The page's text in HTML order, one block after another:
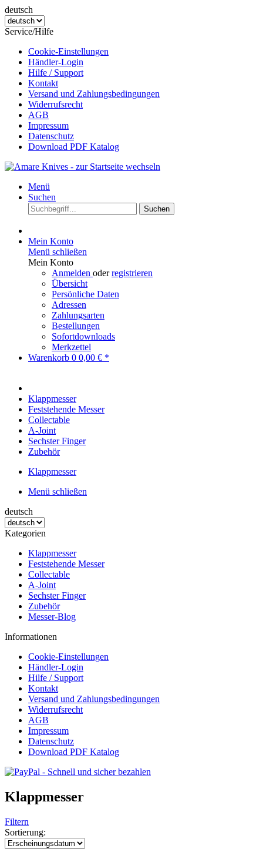
deutsch
Service/Hilfe
Cookie-Einstellungen
Händler-Login
Hilfe / Support
Kontakt
Versand und Zahlungsbedingungen
Widerrufsrecht
AGB
Impressum
Datenschutz
Download PDF Katalog
Menü
Suchen
Suchen
Mein Konto
Menü schließen
Mein Konto
Anmelden oderregistrieren
Übersicht
Persönliche Daten
Adressen
Zahlungsarten
Bestellungen
Sofortdownloads
Merkzettel
Warenkorb 0 0,00 € *
Klappmesser
Feststehende Messer
Collectable
A-Joint
Sechster Finger
Zubehör
Klappmesser
Menü schließen
deutsch
Kategorien
Klappmesser
Feststehende Messer
Collectable
A-Joint
Sechster Finger
Zubehör
Messer-Blog
Informationen
Cookie-Einstellungen
Händler-Login
Hilfe / Support
Kontakt
Versand und Zahlungsbedingungen
Widerrufsrecht
AGB
Impressum
Datenschutz
Download PDF Katalog
Klappmesser
Filtern
Sortierung: